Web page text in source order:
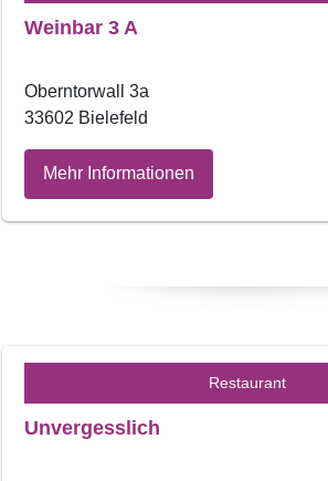
Weinbar 3 A
Oberntorwall 3a
33602 Bielefeld
Mehr Informationen
Restaurant
Unvergesslich